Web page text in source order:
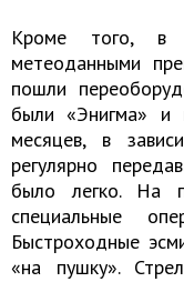
Кроме того, в
метеоданными
пошли
были «Энигма» и
месяцев, в
регулярно
было легко. На
специальные
Быстроходные
«на пушку».